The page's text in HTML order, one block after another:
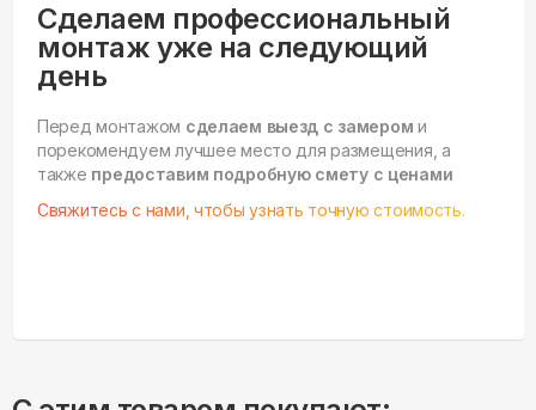
Сделаем профессиональный
монтаж уже на следующий
день
Перед монтажом сделаем выезд с замером и
порекомендуем лучшее место для размещения, а
также предоставим подробную смету с ценами
Свяжитесь с нами, чтобы узнать точную стоимость.